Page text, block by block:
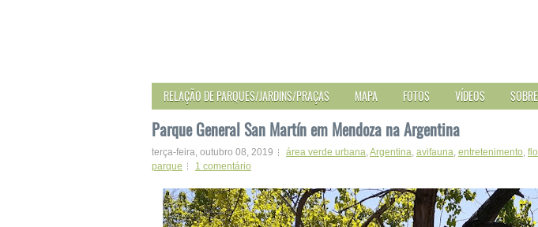
RELAÇÃO DE PARQUES/JARDINS/PRAÇAS MAPA FOTOS VÍDEOS
Parque General San Martín em Mendoza na Argentina
terça-feira, outubro 08, 2019 área verde urbana,Argentina, avifauna, entretenimento,
parque
1 comentário